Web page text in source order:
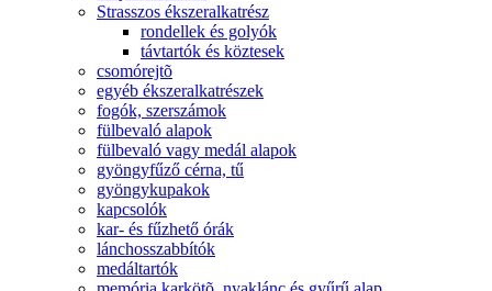
Strasszos ékszeralkatrész
rondellek és golyók
távtartók és köztesek
csomórejtõ
egyéb ékszeralkatrészek
fogók, szerszámok
fülbevaló alapok
fülbevaló vagy medál alapok
gyöngyfűző cérna, tű
gyöngykupakok
kapcsolók
kar- és fűzhető órák
lánchosszabbítók
medáltartók